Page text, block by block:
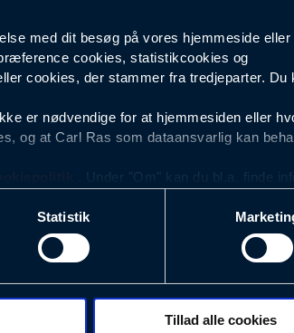
med dit besøg på vores hjemmeside eller
cookies, statistikcookies og
cookies, der stammer fra tredjeparter. Du
er nødvendige for at hjemmesiden eller
og at Carl Ras som dataansvarlig kan
. Under "Om" kan du bl.a. finde
brugervenlighed og effektiviteten af vores
mest populære, og som derfor skal være
browsertype, søgeord, IP-adresse,
der anvendes.
Statistik
Tillad alle cookies